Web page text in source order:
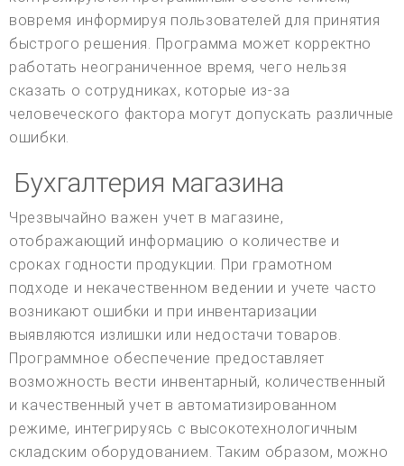
вовремя информируя пользователей для принятия
быстрого решения. Программа может корректно
работать неограниченное время, чего нельзя
сказать о сотрудниках, которые из-за
человеческого фактора могут допускать различные
ошибки.
Бухгалтерия магазина
Чрезвычайно важен учет в магазине,
отображающий информацию о количестве и
сроках годности продукции. При грамотном
подходе и некачественном ведении и учете часто
возникают ошибки и при инвентаризации
выявляются излишки или недостачи товаров.
Программное обеспечение предоставляет
возможность вести инвентарный, количественный
и качественный учет в автоматизированном
режиме, интегрируясь с высокотехнологичным
складским оборудованием. Таким образом, можно